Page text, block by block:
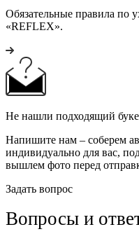
Обязательные правила по
«REFLEX».
Не нашли подходящий
Напишите нам – соберем
индивидуально для вас,
вышлем фото перед
Задать вопрос
Вопросы и